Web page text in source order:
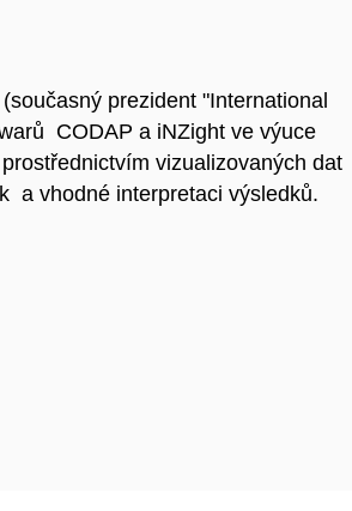
prezident "International
CODAP a iNZight ve výuce
vizualizovaných dat
a vhodné interpretaci výsledků.